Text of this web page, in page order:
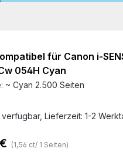
für Canon i-
054H Cyan
~ Cyan 2.500 Seiten
Lieferzeit: 1-2
(1,56 ct/ 1 Seiten)